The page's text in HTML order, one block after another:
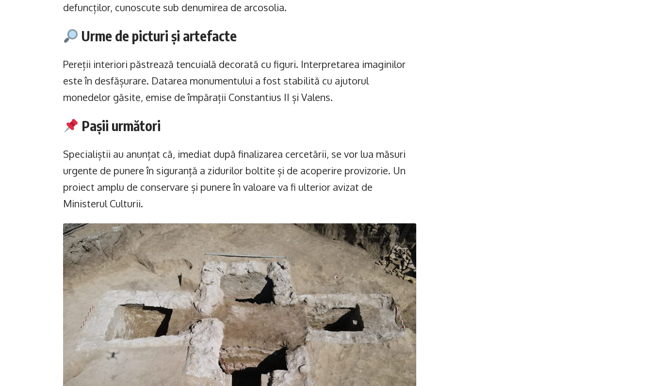
defuncților, cunoscute sub denumirea de arcosolia.
Urme de picturi și artefacte
Pereții interiori păstrează tencuială decorată cu figuri. Interpretarea imaginilor
este în desfășurare. Datarea monumentului a fost stabilită cu ajutorul
monedelor găsite, emise de împărații Constantius II și Valens.
Pașii următori
Specialiștii au anunțat că, imediat după finalizarea cercetării, se vor lua măsuri
urgente de punere în siguranță a zidurilor boltite și de acoperire provizorie. Un
proiect amplu de conservare și punere în valoare va fi ulterior avizat de
Ministerul Culturii.